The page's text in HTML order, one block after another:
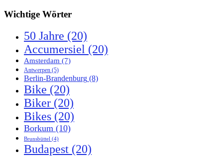
Wichtige Wörter
50 Jahre (20)
Accumersiel (20)
Amsterdam (7)
Antwerpen (5)
Berlin-Brandenburg (8)
Bike (20)
Biker (20)
Bikes (20)
Borkum (10)
Brunsbüttel (4)
Budapest (20)